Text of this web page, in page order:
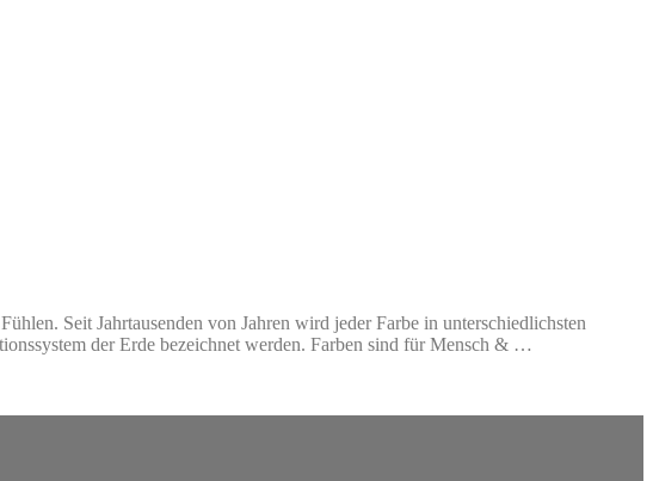
Seit Jahrtausenden von Jahren wird jeder Farbe in unterschiedlichsten
der Erde bezeichnet werden. Farben sind für Mensch & …